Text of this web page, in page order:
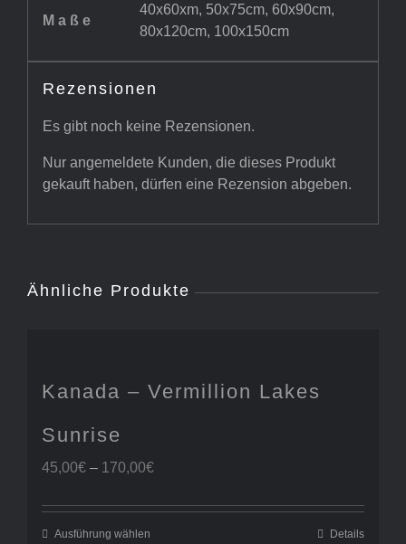
Maße
40x60xm, 50x75cm, 60x90cm,
80x120cm, 100x150cm
Rezensionen
Es gibt noch keine Rezensionen.
Nur angemeldete Kunden, die dieses Produkt
gekauft haben, dürfen eine Rezension abgeben.
Ähnliche Produkte
Kanada – Vermillion Lakes
Sunrise
45,00€ – 170,00€Preisspanne:
bis
Ausführung wählen Details